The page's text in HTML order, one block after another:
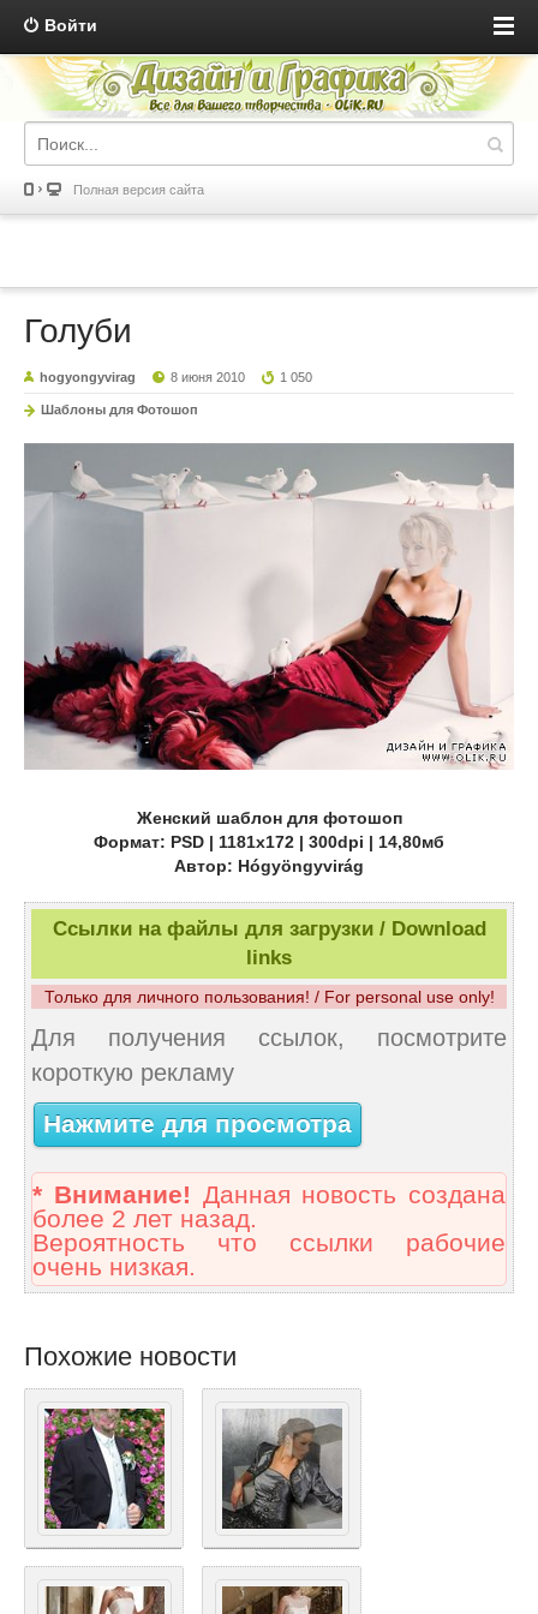
Войти
Полная версия сайта
Голуби
hogyongyvirag 8 июня 2010 1 050
Шаблоны для Фотошоп
Женский шаблон для фотошоп
Формат: PSD | 1181x172 | 300dpi | 14,80мб
Автор: Hógyöngyvirág
Ссылки на файлы для загрузки / Download
links
Только для личного пользования! / For personal use only!
Для получения ссылок, посмотрите
короткую рекламу
Нажмите для просмотра
* Внимание! Данная новость создана
более 2 лет назад.
Вероятность что ссылки рабочие
очень низкая.
Похожие новости